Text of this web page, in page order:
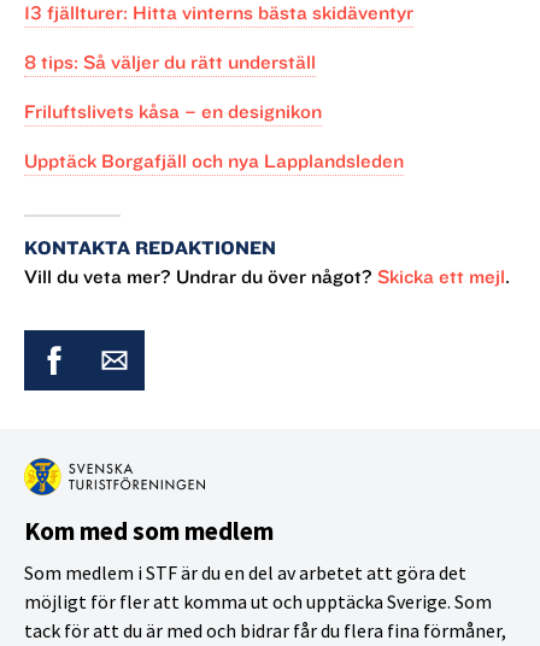
13 fjällturer: Hitta vinterns bästa skidäventyr
8 tips: Så väljer du rätt underställ
Friluftslivets kåsa – en designikon
Upptäck Borgafjäll och nya Lapplandsleden
KONTAKTA REDAKTIONEN
Vill du veta mer? Undrar du över något? Skicka ett mejl.
Kom med som medlem
Som medlem i STF är du en del av arbetet att göra det
möjligt för fler att komma ut och upptäcka Sverige. Som
tack för att du är med och bidrar får du flera fina förmåner,